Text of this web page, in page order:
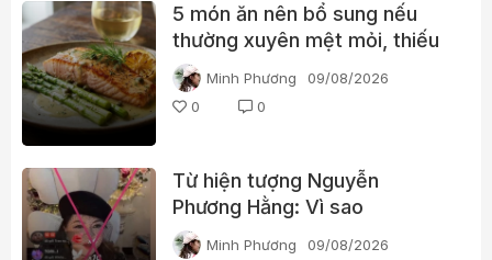
5 món ăn nên bổ sung nếu
thường xuyên mệt mỏi, thiếu
năng lượng
Minh Phương
09/08/2026
0
0
Từ hiện tượng Nguyễn
Phương Hằng: Vì sao
livestream càng gây tranh cãi
Minh Phương 09/08/2026